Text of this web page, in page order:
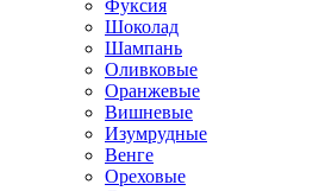
Фуксия
Шоколад
Шампань
Оливковые
Оранжевые
Вишневые
Изумрудные
Венге
Ореховые